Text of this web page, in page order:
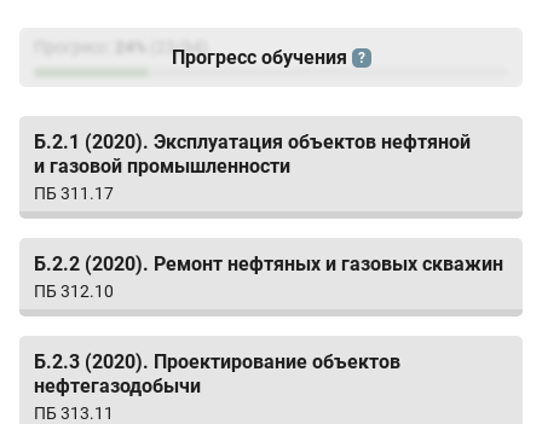
23/94)
Прогресс обучения ?
Б.2.1 (2020). Эксплуатация объектов нефтяной
и газовой промышленности
ПБ 311.17
Б.2.2 (2020). Ремонт нефтяных и газовых скважин
ПБ 312.10
Б.2.3 (2020). Проектирование объектов
нефтегазодобычи
ПБ 313.11